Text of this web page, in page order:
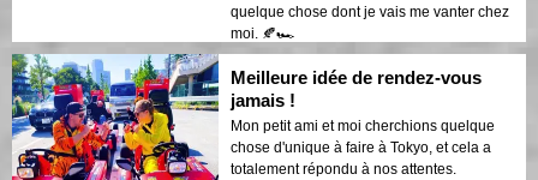
quelque chose dont je vais me vanter chez
moi. 🍂🏎️
Meilleure idée de rendez-vous
jamais !
Mon petit ami et moi cherchions quelque
chose d'unique à faire à Tokyo, et cela a
totalement répondu à nos attentes.